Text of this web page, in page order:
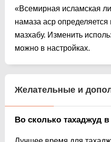
«Всемирная исламская
намаза аср
мазхабу. Изменить
можно в настройках.
Желательные и
Во сколько тахаджуд